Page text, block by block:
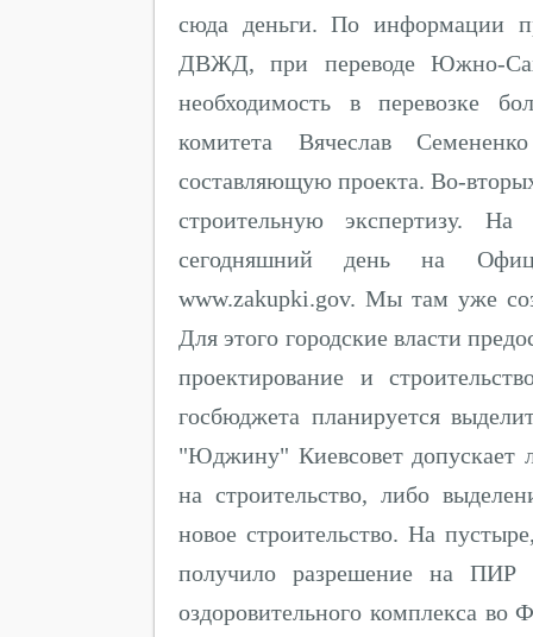
сюда деньги. По информации
ДВЖД, при переводе Южно-
необходимость в перевозке
комитета Вячеслав
составляющую проекта. Во-
строительную экспертизу.
сегодняшний день на
www.zakupki.gov. Мы там уже
Для этого городские власти
проектирование и
госбюджета планируется
"Юджину" Киевсовет допускает
на строительство, либо
новое строительство. На
получило разрешение на ПИР
оздоровительного комплекса во